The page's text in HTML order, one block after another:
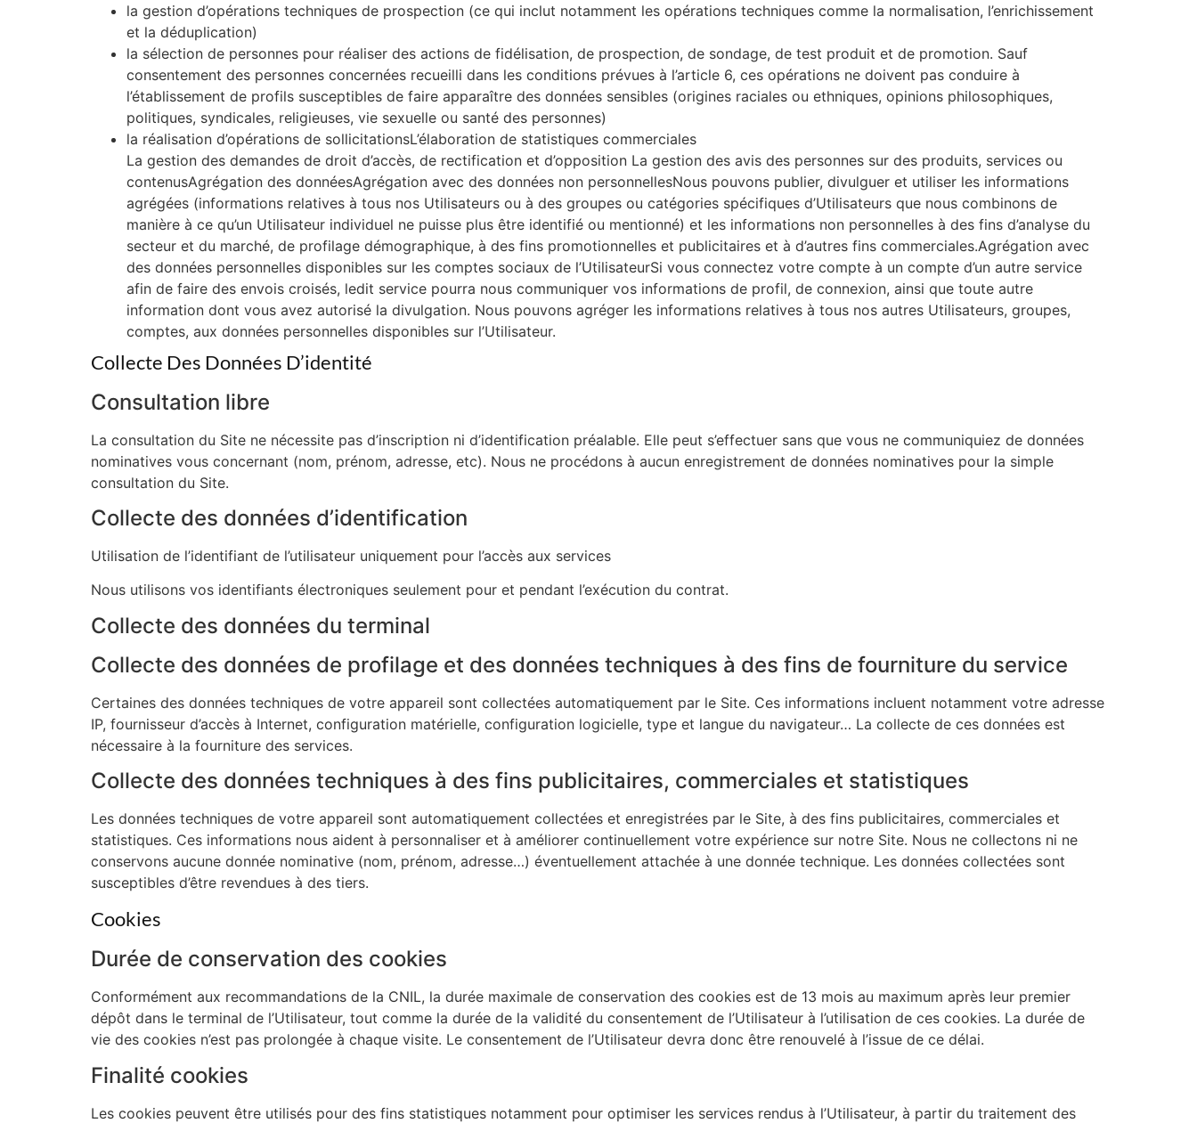
la gestion d’opérations techniques de prospection (ce qui inclut notamment les opérations techniques comme la normalisation, l’enrichissement
et la déduplication)
la sélection de personnes pour réaliser des actions de fidélisation, de prospection, de sondage, de test produit et de promotion. Sauf
consentement des personnes concernées recueilli dans les conditions prévues à l’article 6, ces opérations ne doivent pas conduire à
l’établissement de profils susceptibles de faire apparaître des données sensibles (origines raciales ou ethniques, opinions philosophiques,
politiques, syndicales, religieuses, vie sexuelle ou santé des personnes)
la réalisation d’opérations de sollicitationsL’élaboration de statistiques commerciales
La gestion des demandes de droit d’accès, de rectification et d’opposition La gestion des avis des personnes sur des produits, services ou
contenusAgrégation des donnéesAgrégation avec des données non personnellesNous pouvons publier, divulguer et utiliser les informations
agrégées (informations relatives à tous nos Utilisateurs ou à des groupes ou catégories spécifiques d’Utilisateurs que nous combinons de
manière à ce qu’un Utilisateur individuel ne puisse plus être identifié ou mentionné) et les informations non personnelles à des fins d’analyse du
secteur et du marché, de profilage démographique, à des fins promotionnelles et publicitaires et à d’autres fins commerciales.Agrégation avec
des données personnelles disponibles sur les comptes sociaux de l’UtilisateurSi vous connectez votre compte à un compte d’un autre service
afin de faire des envois croisés, ledit service pourra nous communiquer vos informations de profil, de connexion, ainsi que toute autre
information dont vous avez autorisé la divulgation. Nous pouvons agréger les informations relatives à tous nos autres Utilisateurs, groupes,
comptes, aux données personnelles disponibles sur l’Utilisateur.
Collecte Des Données D’identité
Consultation libre
La consultation du Site ne nécessite pas d’inscription ni d’identification préalable. Elle peut s’effectuer sans que vous ne communiquiez de données
nominatives vous concernant (nom, prénom, adresse, etc). Nous ne procédons à aucun enregistrement de données nominatives pour la simple
consultation du Site.
Collecte des données d’identification
Utilisation de l’identifiant de l’utilisateur uniquement pour l’accès aux services
Nous utilisons vos identifiants électroniques seulement pour et pendant l’exécution du contrat.
Collecte des données du terminal
Collecte des données de profilage et des données techniques à des fins de fourniture du service
Certaines des données techniques de votre appareil sont collectées automatiquement par le Site. Ces informations incluent notamment votre adresse
IP, fournisseur d’accès à Internet, configuration matérielle, configuration logicielle, type et langue du navigateur… La collecte de ces données est
nécessaire à la fourniture des services.
Collecte des données techniques à des fins publicitaires, commerciales et statistiques
Les données techniques de votre appareil sont automatiquement collectées et enregistrées par le Site, à des fins publicitaires, commerciales et
statistiques. Ces informations nous aident à personnaliser et à améliorer continuellement votre expérience sur notre Site. Nous ne collectons ni ne
conservons aucune donnée nominative (nom, prénom, adresse…) éventuellement attachée à une donnée technique. Les données collectées sont
susceptibles d’être revendues à des tiers.
Cookies
Durée de conservation des cookies
Conformément aux recommandations de la CNIL, la durée maximale de conservation des cookies est de 13 mois au maximum après leur premier
dépôt dans le terminal de l’Utilisateur, tout comme la durée de la validité du consentement de l’Utilisateur à l’utilisation de ces cookies. La durée de
vie des cookies n’est pas prolongée à chaque visite. Le consentement de l’Utilisateur devra donc être renouvelé à l’issue de ce délai.
Finalité cookies
Les cookies peuvent être utilisés pour des fins statistiques notamment pour optimiser les services rendus à l’Utilisateur, à partir du traitement des